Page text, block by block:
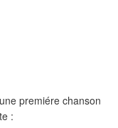
premiére chanson
: